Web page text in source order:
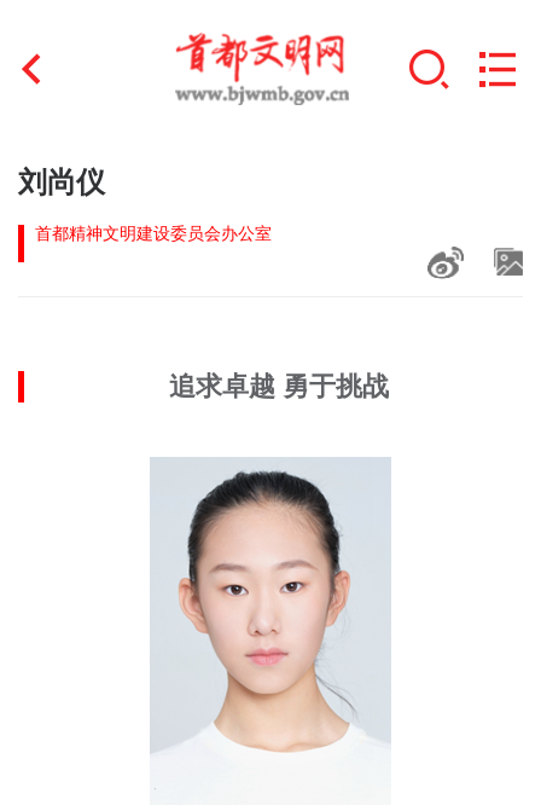
首页
文明创建
未成年人思想道德建设
北京宣传文化引导基金
刘尚仪
首都精神文明建设委员会办公室
追求卓越 勇于挑战